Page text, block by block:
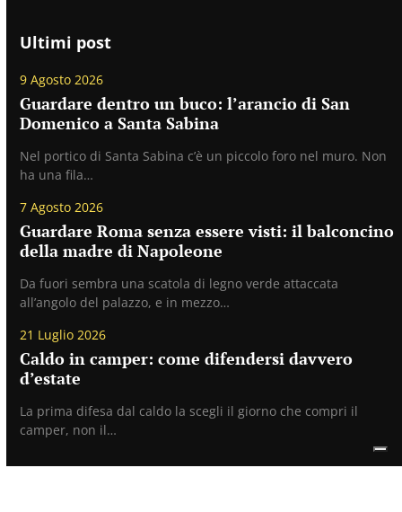
Ultimi post
9 Agosto 2026
Guardare dentro un buco: l’arancio di San
Domenico a Santa Sabina
Nel portico di Santa Sabina c’è un piccolo foro nel muro. Non
ha una fila…
7 Agosto 2026
Guardare Roma senza essere visti: il balconcino
della madre di Napoleone
Da fuori sembra una scatola di legno verde attaccata
all’angolo del palazzo, e in mezzo…
21 Luglio 2026
Caldo in camper: come difendersi davvero
d’estate
La prima difesa dal caldo la scegli il giorno che compri il
camper, non il…